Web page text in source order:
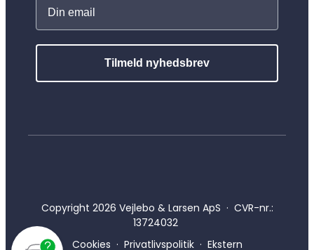
Tilmeld nyhedsbrev
Copyright 2026 Vejlebo & Larsen ApS · CVR-nr.:
13724032
Cookies · Privatlivspolitik· Ekstern